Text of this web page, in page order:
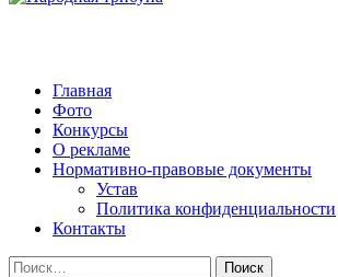
Народная трибуна
Калининская районная газета
Главная
Фото
Конкурсы
О рекламе
Нормативно-правовые документы
Устав
Политика конфиденциальности
Контакты
Найти: